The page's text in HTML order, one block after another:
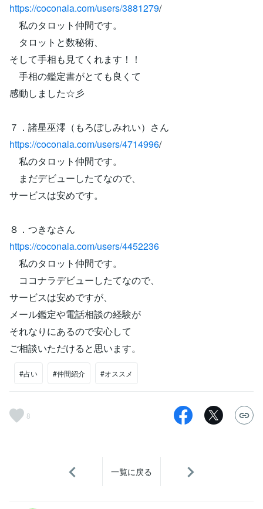
https://coconala.com/users/3881279/
私のタロット仲間です。
タロットと数秘術、
そして手相も見てくれます！！
手相の鑑定書がとても良くて
感動しました☆彡
７．諸星巫澪（もろぼしみれい）さん
https://coconala.com/users/4714996/
私のタロット仲間です。
まだデビューしたてなので、
サービスは安めです。
８．つきなさん
https://coconala.com/users/4452236
私のタロット仲間です。
ココナラデビューしたてなので、
サービスは安めですが、
メール鑑定や電話相談の経験が
それなりにあるので安心して
ご相談いただけると思います。
#占い #仲間紹介 #オススメ
8
一覧に戻る